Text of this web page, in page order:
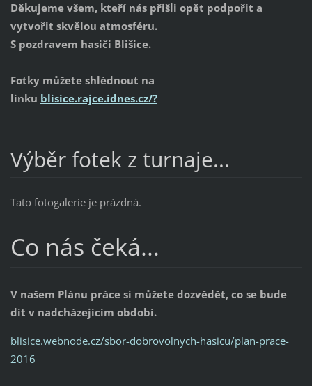
Děkujeme všem, kteří nás přišli opět podpořit a
vytvořit skvělou atmosféru.
S pozdravem hasiči Blišice.
Fotky můžete shlédnout na
linku blisice.rajce.idnes.cz/?
Výběr fotek z turnaje...
Tato fotogalerie je prázdná.
Co nás čeká...
V našem Plánu práce si můžete dozvědět, co se bude
dít v nadcházejícím období.
blisice.webnode.cz/sbor-dobrovolnych-hasicu/plan-prace-
2016